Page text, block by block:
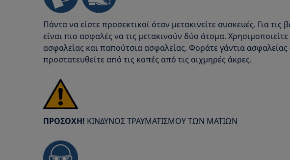
Πάντα να είστε προσεκτικοί όταν μετακινείτε συσκευές. Για τις
είναι πιο ασφαλές να τις μετακινούν δύο άτομα.
ασφαλείας και παπούτσια ασφαλείας. Φοράτε γάντια
προστατευθείτε από τις κοπές από τις αιχμηρές άκρες.
ΠΡΟΣΟΧΗ! ΚΙΝΔΥΝΟΣ ΤΡΑΥΜΑΤΙΣΜΟΥ ΤΩΝ ΜΑΤΙΩΝ